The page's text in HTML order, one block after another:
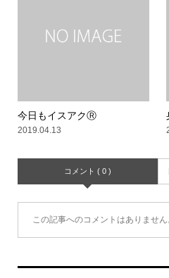
今日もイスアクⓇ
2019.04.13
コメント ( 0 )
この記事へのコメントはありません